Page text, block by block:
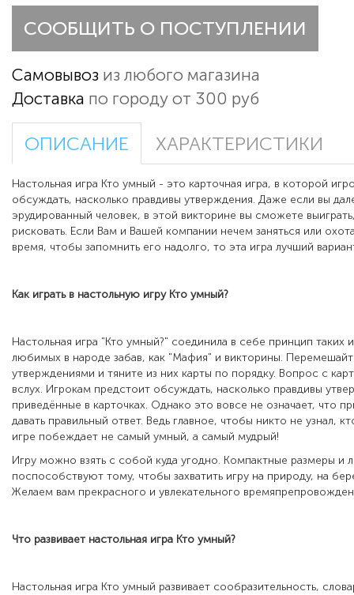
СООБЩИТЬ О ПОСТУПЛЕНИИ
Самовывоз из любого магазина
Доставка по городу от 300 руб
ОПИСАНИЕ ХАРАКТЕРИСТИКИ
Настольная игра Кто умный - это карточная игра, в которой
обсуждать, насколько правдивы утверждения. Даже если вы
эрудированный человек, в этой викторине вы сможете
рисковать. Если Вам и Вашей компании нечем заняться или
время, чтобы запомнить его надолго, то эта игра лучший
Как играть в настольную игру Кто умный?
Настольная игра "Кто умный?" соединила в себе принцип таких
любимых в народе забав, как "Мафия" и викторины.
утверждениями и тяните из них карты по порядку. Вопрос с
вслух. Игрокам предстоит обсуждать, насколько правдивы
приведённые в карточках. Однако это вовсе не означает, что
давать правильный ответ. Ведь главное, чтобы никто не узнал,
игре побеждает не самый умный, а самый мудрый!
Игру можно взять с собой куда угодно. Компактные размеры и
поспособствуют тому, чтобы захватить игру на природу, на
Желаем вам прекрасного и увлекательного
Что развивает настольная игра Кто умный?
Настольная игра Кто умный развивает сообразительность,